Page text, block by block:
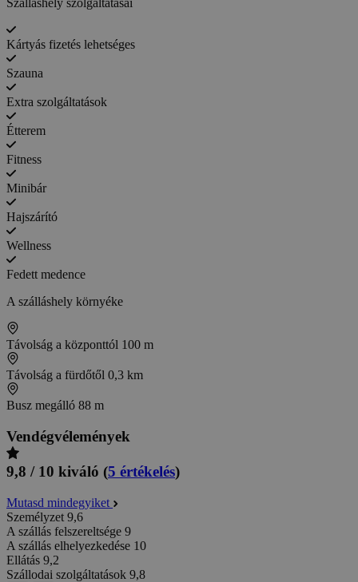
Szálláshely szolgáltatásai
Kártyás fizetés lehetséges
Szauna
Extra szolgáltatások
Étterem
Fitness
Minibár
Hajszárító
Wellness
Fedett medence
A szálláshely környéke
Távolság a központtól 100 m
Távolság a fürdőtől 0,3 km
Busz megálló 88 m
Vendégvélemények
9,8 / 10 kiváló (5 értékelés)
Mutasd mindegyiket
Személyzet 9,6
A szállás felszereltsége 9
A szállás elhelyezkedése 10
Ellátás 9,2
Szállodai szolgáltatások 9,8